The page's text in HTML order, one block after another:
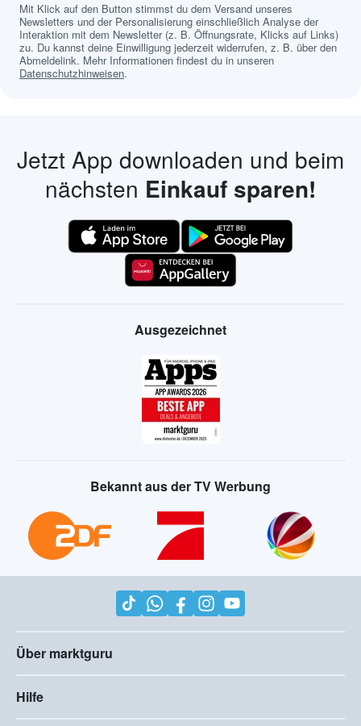
Mit Klick auf den Button stimmst du dem Versand unseres
Newsletters und der Personalisierung einschließlich Analyse der
Interaktion mit dem Newsletter (z. B. Öffnungsrate, Klicks auf Links)
zu. Du kannst deine Einwilligung jederzeit widerrufen, z. B. über den
Abmeldelink. Mehr Informationen findest du in unseren
Datenschutzhinweisen.
Jetzt App downloaden und beim
nächsten Einkauf sparen!
Ausgezeichnet
Bekannt aus der TV Werbung
Über marktguru
Hilfe